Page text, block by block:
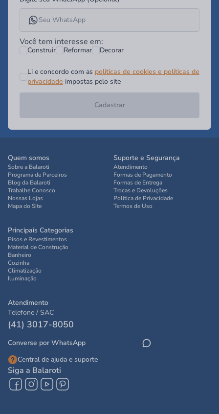
Você tem interesse em:
Construir Reformar Decorar
Li e concordo com as politicas de cookies e políticas de
privacidade impostas pelo site
Cadastrar
Quem somos
Sobre a Balaroti
Programa de Parceiros
Blog da Balaroti
Trabalhe Conosco
Nossas Lojas
Mapa do Site
Suporte e Segurança
Atendimento
Formas de Pagamento
Formas de Entrega
Trocas e Devoluções
Politica de Privacidade
Termos de Uso
Principais Categorias
Pisos e Revestimentos
Material de Construção
Banheiro
Cozinha
Climatização
Iluminação
Atendimento
Telefone / SAC
(41) 3017-8050
Converse por WhatsApp
Central de ajuda e suporte
Siga a Balaroti